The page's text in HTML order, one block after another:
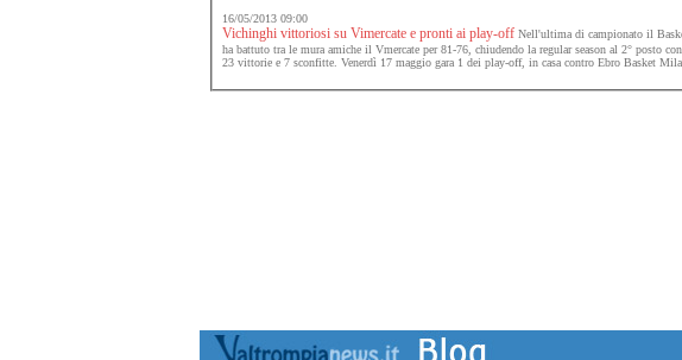
16/05/2013 09:00
Vichinghi vittoriosi su Vimercate e pronti ai play-offNell'ultima di campionato il
ha battuto tra le mura amiche il Vmercate per 81-76, chiudendo la regular season al 2° posto
23 vittorie e 7 sconfitte. Venerdì 17 maggio gara 1 dei play-off, in casa contro Ebro Basket